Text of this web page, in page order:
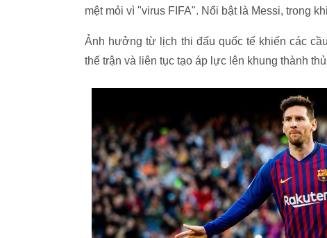
mệt mỏi vì "virus FIFA". Nổi bật là Messi, trong
Ảnh hưởng từ lịch thi đấu quốc tế khiến các
thế trận và liên tục tạo áp lực lên khung thành